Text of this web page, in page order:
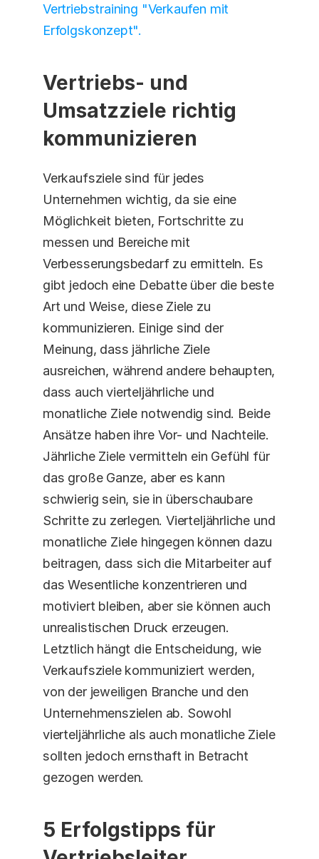
Vertriebstraining "Verkaufen mit
Erfolgskonzept".
Vertriebs- und
Umsatzziele richtig
kommunizieren
Verkaufsziele sind für jedes
Unternehmen wichtig, da sie eine
Möglichkeit bieten, Fortschritte zu
messen und Bereiche mit
Verbesserungsbedarf zu ermitteln. Es
gibt jedoch eine Debatte über die beste
Art und Weise, diese Ziele zu
kommunizieren. Einige sind der
Meinung, dass jährliche Ziele
ausreichen, während andere behaupten,
dass auch vierteljährliche und
monatliche Ziele notwendig sind. Beide
Ansätze haben ihre Vor- und Nachteile.
Jährliche Ziele vermitteln ein Gefühl für
das große Ganze, aber es kann
schwierig sein, sie in überschaubare
Schritte zu zerlegen. Vierteljährliche und
monatliche Ziele hingegen können dazu
beitragen, dass sich die Mitarbeiter auf
das Wesentliche konzentrieren und
motiviert bleiben, aber sie können auch
unrealistischen Druck erzeugen.
Letztlich hängt die Entscheidung, wie
Verkaufsziele kommuniziert werden,
von der jeweiligen Branche und den
Unternehmenszielen ab. Sowohl
vierteljährliche als auch monatliche Ziele
sollten jedoch ernsthaft in Betracht
gezogen werden.
5 Erfolgstipps für